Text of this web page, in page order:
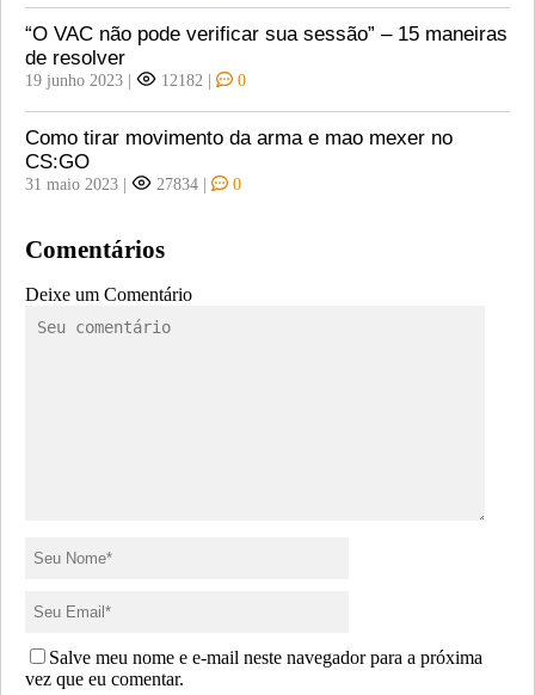
“O VAC não pode verificar sua sessão” – 15 maneiras
de resolver
19 junho 2023 | 12182 | 0
Como tirar movimento da arma e mao mexer no
CS:GO
31 maio 2023 | 27834 | 0
Comentários
Deixe um Comentário
Salve meu nome e e-mail neste navegador para a próxima
vez que eu comentar.